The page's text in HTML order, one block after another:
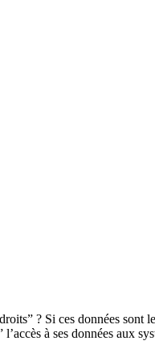
? Si ces données sont
à ses données aux